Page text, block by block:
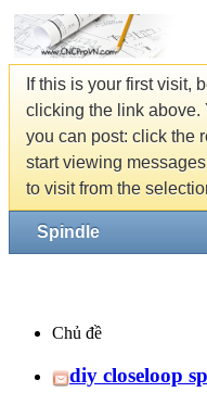
If this is your first visit,
clicking the link above.
you can post: click the
start viewing
to visit from the
Spindle
Chủ đề
diy closeloop